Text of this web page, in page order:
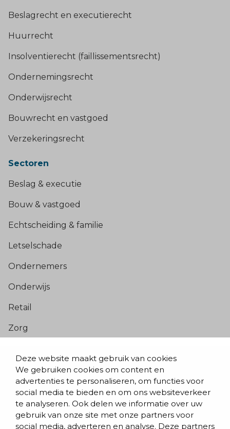
Deze website maakt gebruik van cookies
We gebruiken cookies om content en
advertenties te personaliseren, om functies voor
social media te bieden en om ons websiteverkeer
te analyseren. Ook delen we informatie over uw
gebruik van onze site met onze partners voor
social media, adverteren en analyse. Deze partners
Beslagrecht en executierecht
Huurrecht
Insolventierecht (faillissementsrecht)
Ondernemingsrecht
Onderwijsrecht
Bouwrecht en vastgoed
Verzekeringsrecht
Sectoren
Beslag & executie
Bouw & vastgoed
Echtscheiding & familie
Letselschade
Ondernemers
Onderwijs
Retail
Zorg
Blogs & nieuws
Contact
Evenementen